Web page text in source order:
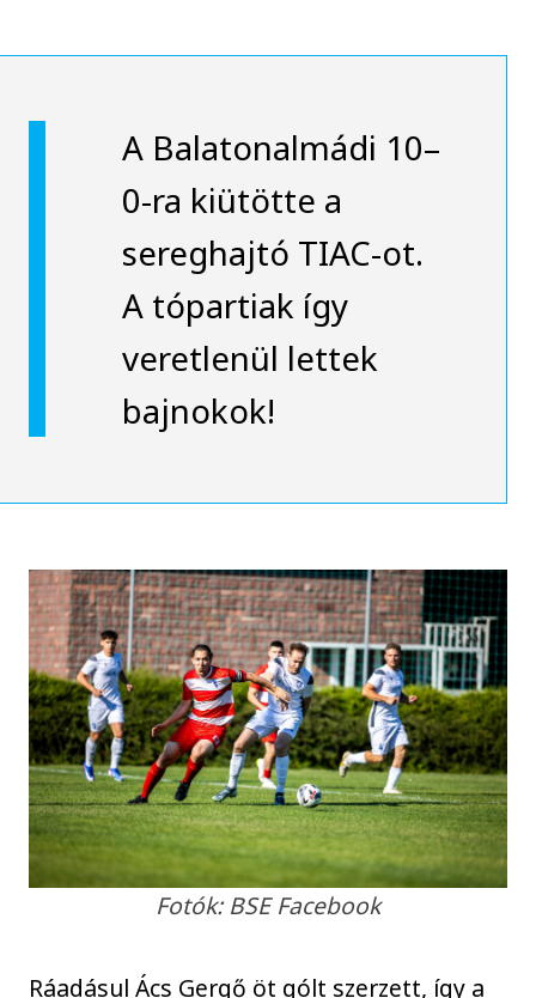
A Balatonalmádi 10–
0-ra kiütötte a
sereghajtó TIAC-ot.
A tópartiak így
veretlenül lettek
bajnokok!
Fotók: BSE Facebook
Ráadásul Ács Gergő öt gólt szerzett, így a